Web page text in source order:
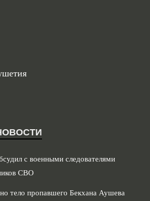
с военными следователями
СВО
тело пропавшего Бекхана Аушева